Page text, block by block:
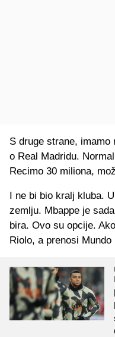
S druge strane, imamo
o Real Madridu.
Recimo 30 miliona,
I ne bi bio kralj kluba.
zemlju. Mbappe je
bira. Ovo su opcije.
Riolo, a prenosi Mundo